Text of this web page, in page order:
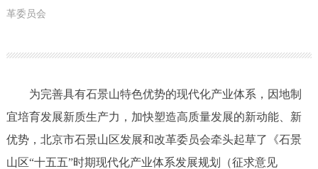
市领导 机构职能 政策服务
决策公开 专题公开
革委员会
为完善具有石景山特色优势的现代化产业体系，因地制
宜培育发展新质生产力，加快塑造高质量发展的新动能、新
优势，北京市石景山区发展和改革委员会牵头起草了《石景
山区“十五五”时期现代化产业体系发展规划（征求意见